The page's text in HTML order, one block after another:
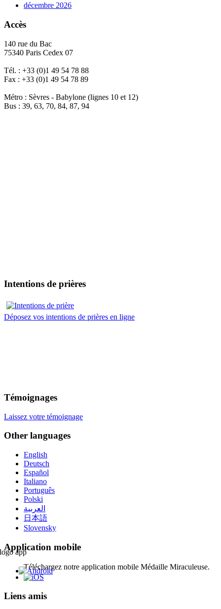
décembre 2026
Accès
140 rue du Bac
75340 Paris Cedex 07
Tél. : +33 (0)1 49 54 78 88
Fax : +33 (0)1 49 54 78 89
Métro : Sèvres - Babylone (lignes 10 et 12)
Bus : 39, 63, 70, 84, 87, 94
Intentions de prières
Déposez vos intentions de prières en ligne
Témoignages
Laissez votre témoignage
Other languages
English
Deutsch
Español
Italiano
Português
Polski
العربية
日本語
Slovensky
Application mobile
Téléchargez notre application mobile Médaille Miraculeuse.
Liens amis